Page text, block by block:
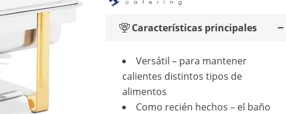
Características principales
Versátil – para mantener
calientes distintos tipos de
alimentos
Como recién hechos – el baño